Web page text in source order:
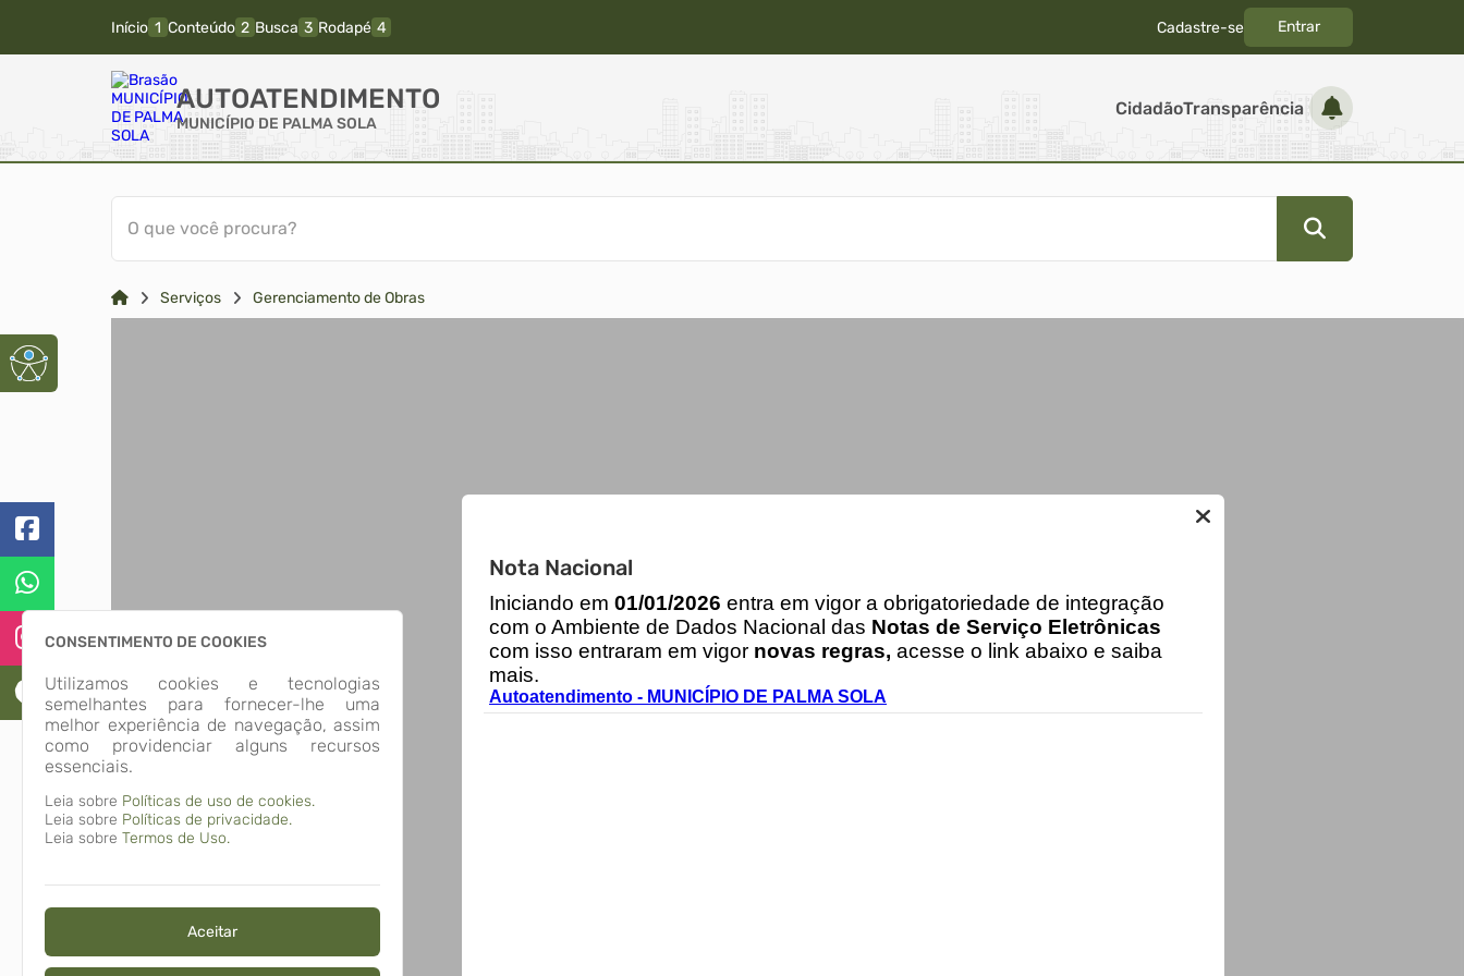
Início Conteúdo Busca Rodapé Cadastre-se Entrar
AUTOATENDIMENTO
MUNICÍPIO DE PALMA SOLA
CidadãoTransparência
O que você procura?
Serviços Gerenciamento de Obras
CONSENTIMENTO DE COOKIES
Utilizamos cookies e tecnologias
semelhantes para fornecer-lhe uma
melhor experiência de navegação, assim
como providenciar alguns recursos
essenciais.
Leia sobre Políticas de uso de cookies.
Leia sobre Políticas de privacidade.
Leia sobre Termos de Uso.
Aceitar
Nota Nacional
Iniciando em 01/01/2026 entra em vigor a obrigatoriedade de integração
com o Ambiente de Dados Nacional das Notas de Serviço Eletrônicas
com isso entraram em vigor novas regras, acesse o link abaixo e saiba
mais.
Autoatendimento - MUNICÍPIO DE PALMA SOLA